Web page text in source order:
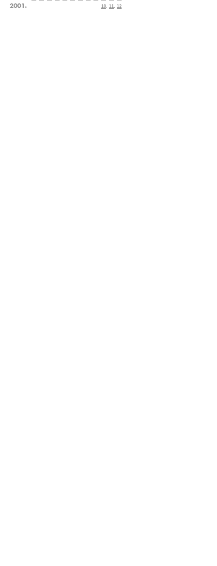
10. 11. 12